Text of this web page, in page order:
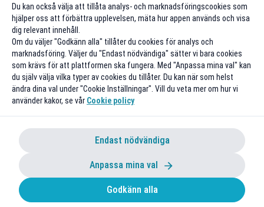
Du kan också välja att tillåta analys- och marknadsföringscookies som
hjälper oss att förbättra upplevelsen, mäta hur appen används och visa
dig relevant innehåll.
Om du väljer "Godkänn alla" tillåter du cookies för analys och
marknadsföring. Väljer du "Endast nödvändiga" sätter vi bara cookies
som krävs för att plattformen ska fungera. Med "Anpassa mina val" kan
du själv välja vilka typer av cookies du tillåter. Du kan när som helst
ändra dina val under "Cookie Inställningar". Vill du veta mer om hur vi
använder kakor, se vår Cookie policy
Endast nödvändiga
Anpassa mina val
Godkänn alla